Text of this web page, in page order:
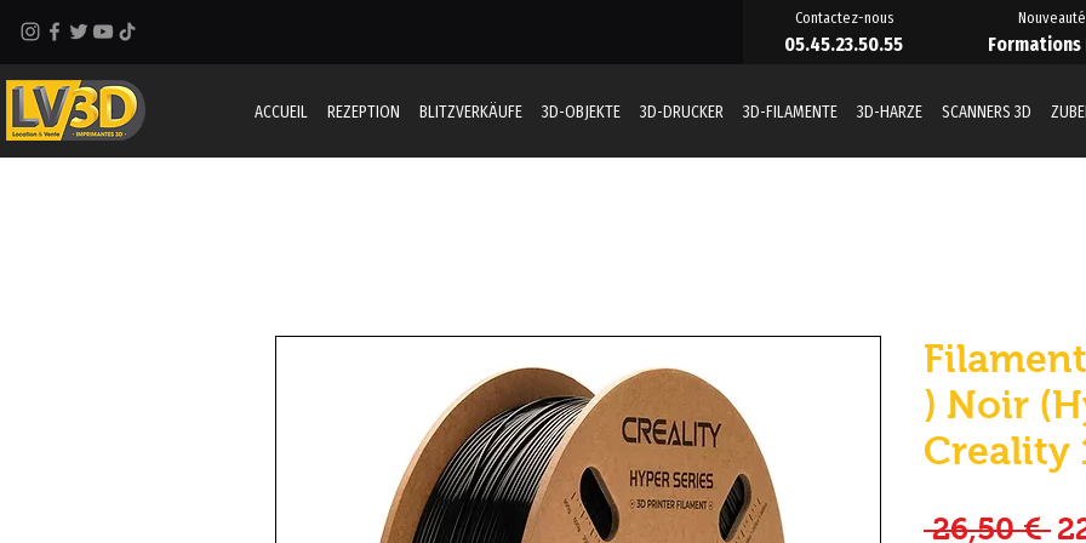
05.45.23.50.55
Contactez-nous
Formations
ACCUEIL REZEPTION BLITZVERKÄUFE 3D-OBJEKTE 3D-DRUCKER 3D-FILAMENTE 3D-HARZE SCANNERS 3D
) Noir
Creality
26,50 €